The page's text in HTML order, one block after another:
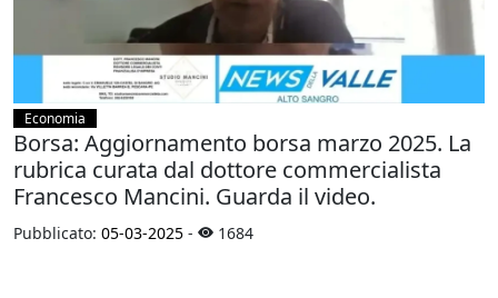
Economia
Borsa: Aggiornamento borsa marzo 2025. La
rubrica curata dal dottore commercialista
Francesco Mancini. Guarda il video.
Pubblicato: 05-03-2025 - 1684